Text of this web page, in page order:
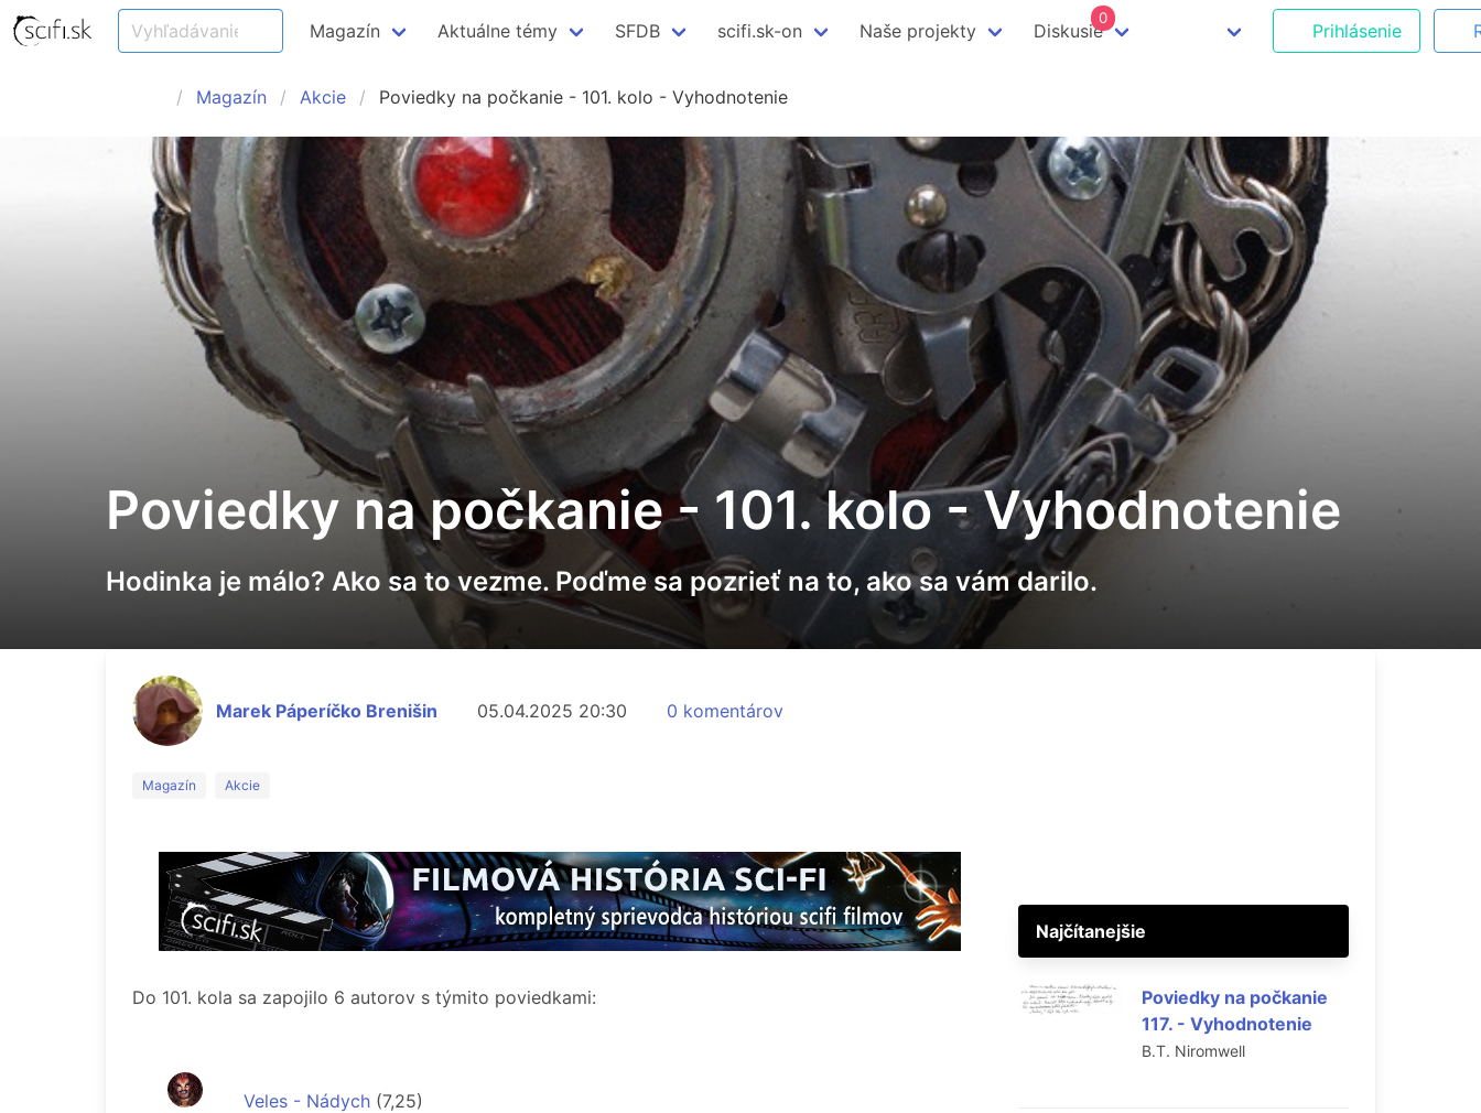
Magazín Aktuálne témy SFDB scifi.sk-on Naše projekty Diskusie
0
Prihlásenie
Magazín Akcie Poviedky na počkanie - 101. kolo - Vyhodnotenie
Poviedky na počkanie - 101. kolo - Vyhodnotenie
Hodinka je málo? Ako sa to vezme. Poďme sa pozrieť na to, ako sa vám darilo.
Marek Páperíčko Brenišin 05.04.2025 20:30 0 komentárov
Magazín Akcie
Do 101. kola sa zapojilo 6 autorov s týmito poviedkami:
Veles - Nádych (7,25)
Najčítanejšie
Poviedky na počkanie
117. - Vyhodnotenie
B.T. Niromwell